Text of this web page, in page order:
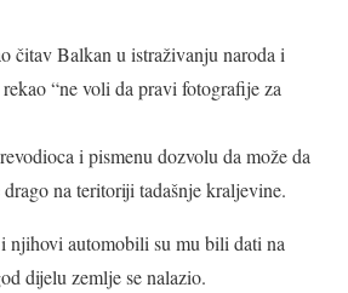
čitav Balkan u istraživanju naroda i
“ne voli da pravi fotografije za
i pismenu dozvolu da može da
na teritoriji tadašnje kraljevine.
njihovi automobili su mu bili dati na
dijelu zemlje se nalazio.